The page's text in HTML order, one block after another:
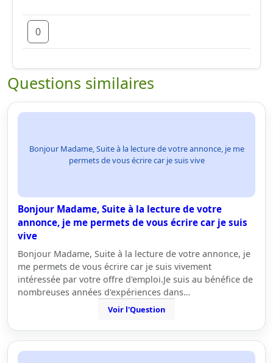
0
Questions similaires
Bonjour Madame, Suite à la lecture de votre annonce, je me
permets de vous écrire car je suis vive
Bonjour Madame, Suite à la lecture de votre
annonce, je me permets de vous écrire car je suis
vive
Bonjour Madame, Suite à la lecture de votre annonce, je
me permets de vous écrire car je suis vivement
intéressée par votre offre d'emploi.Je suis au bénéfice de
nombreuses années d'expériences dans…
Voir l'Question